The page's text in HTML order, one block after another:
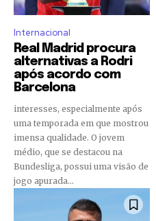
Internacional
Real Madrid procura
alternativas a Rodri
após acordo com
Barcelona
interesses, especialmente após
uma temporada em que mostrou
imensa qualidade. O jovem
médio, que se destacou na
Bundesliga, possui uma visão de
jogo apurada...